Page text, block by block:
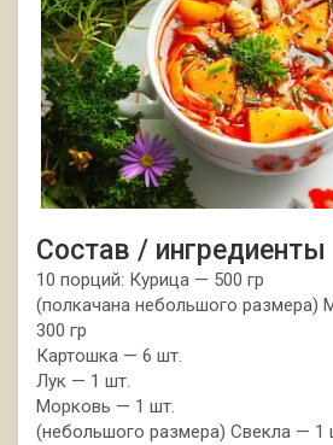
Состав / ингредиенты
10 порций: Курица — 500 гр
(полкачана небольшого размера)
300 гр
Картошка — 6 шт.
Лук — 1 шт.
Морковь — 1 шт.
(небольшого размера) Свекла — 1